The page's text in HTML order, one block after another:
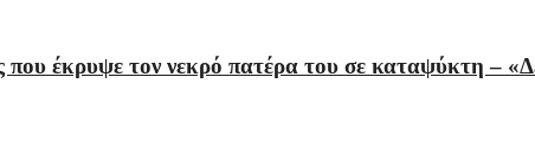
έκρυψε τον νεκρό πατέρα του σε καταψύκτη –